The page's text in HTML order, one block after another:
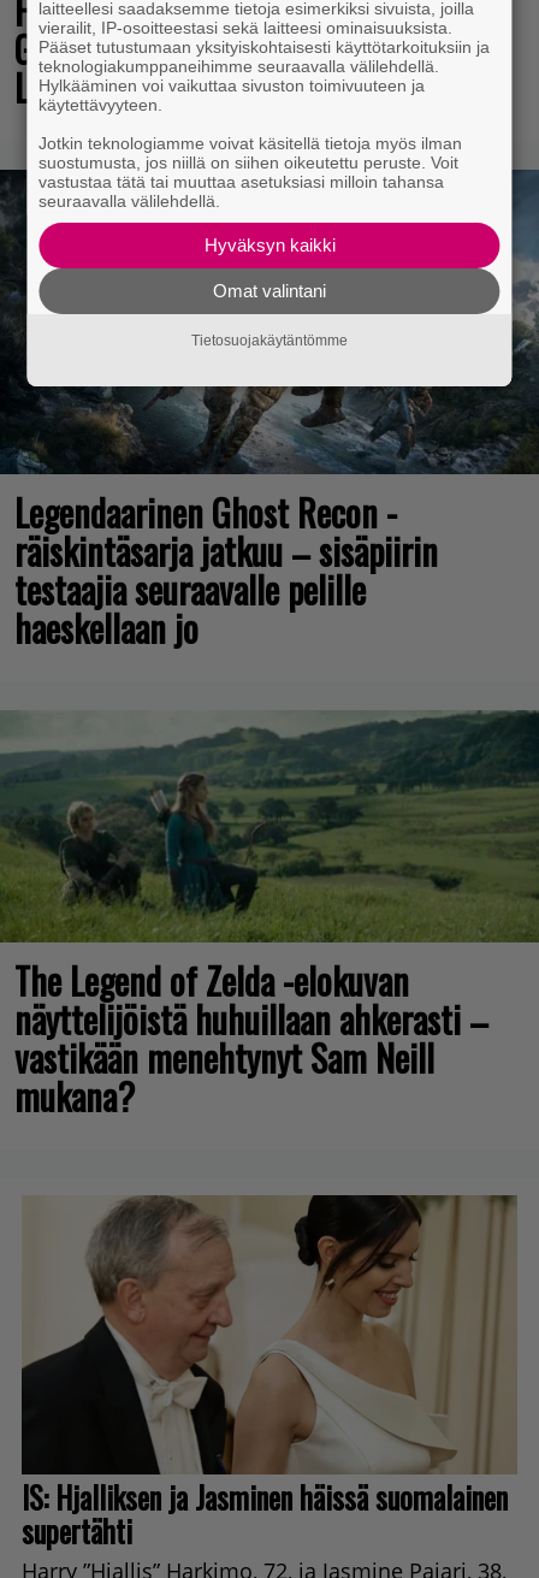
Gamescom-messujen Opening Night
Live -tapahtumassa
Legendaarinen Ghost Recon -
räiskintäsarja jatkuu – sisäpiirin
testaajia seuraavalle pelille
haeskellaan jo
The Legend of Zelda -elokuvan
näyttelijöistä huhuillaan ahkerasti –
vastikään menehtynyt Sam Neill
mukana?
laitteellesi saadaksemme tietoja esimerkiksi sivuista, joilla
vierailit, IP-osoitteestasi sekä laitteesi ominaisuuksista.
Pääset tutustumaan yksityiskohtaisesti käyttötarkoituksiin ja
teknologiakumppaneihimme seuraavalla välilehdellä.
Hylkääminen voi vaikuttaa sivuston toimivuuteen ja
käytettävyyteen.
Jotkin teknologiamme voivat käsitellä tietoja myös ilman
suostumusta, jos niillä on siihen oikeutettu peruste. Voit
vastustaa tätä tai muuttaa asetuksiasi milloin tahansa
seuraavalla välilehdellä.
Hyväksyn kaikki
Omat valintani
Tietosuojakäytäntömme